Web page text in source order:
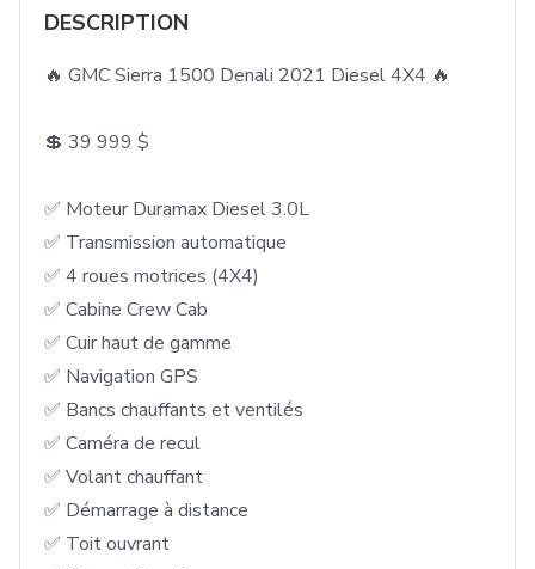
DESCRIPTION
🔥 GMC Sierra 1500 Denali 2021 Diesel 4X4 🔥
💲 39 999 $
✅ Moteur Duramax Diesel 3.0L
✅ Transmission automatique
✅ 4 roues motrices (4X4)
✅ Cabine Crew Cab
✅ Cuir haut de gamme
✅ Navigation GPS
✅ Bancs chauffants et ventilés
✅ Caméra de recul
✅ Volant chauffant
✅ Démarrage à distance
✅ Toit ouvrant